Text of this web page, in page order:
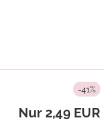
-41%
Nur 2,49 EUR